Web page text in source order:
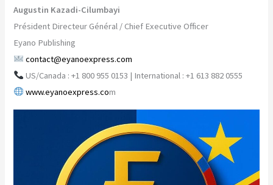
Augustin Kazadi-Cilumbayi
Président Directeur Général / Chief Executive Officer
Eyano Publishing
contact@eyanoexpress.com
US/Canada : +1 800 955 0153 | International : +1 613 882 0555
www.eyanoexpress.com